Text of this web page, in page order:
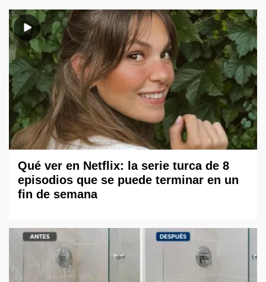
Qué ver en Netflix: la serie turca de 8
episodios que se puede terminar en un
fin de semana